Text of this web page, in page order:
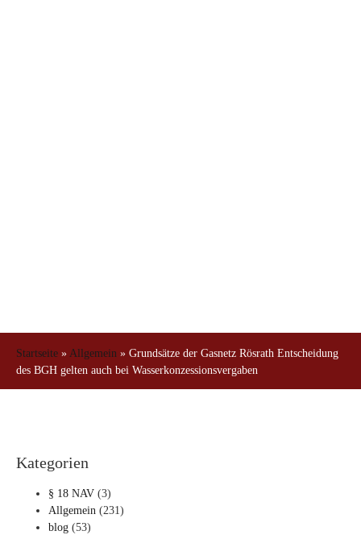
Startseite » Allgemein » Grundsätze der Gasnetz Rösrath Entscheidung
des BGH gelten auch bei Wasserkonzessionsvergaben
Kategorien
§ 18 NAV (3)
Allgemein (231)
blog (53)